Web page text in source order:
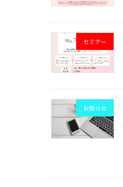
セミナー
お知らせ